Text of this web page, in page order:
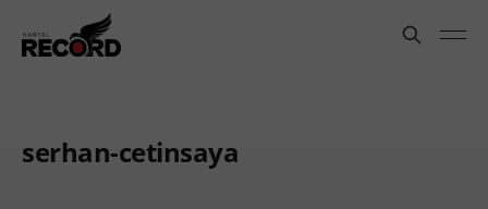
serhan-cetinsaya